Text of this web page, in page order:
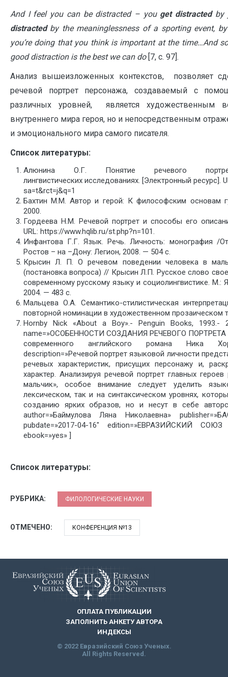
And I feel you can be distracted – you get distractedby
distractedby the meaninglessness of a sporting event,
you’re doing that you think is important at the time…And
good distraction is the best we can do [7, с. 97].
Анализ вышеизложенных контекстов, позволяет
речевой портрет персонажа, создаваемый с
различных уровней, является художественным
внутреннего мира героя, но и непосредственным
и эмоционального мира самого писателя.
Список литературы:
Алюнина О.Г. Понятие речевого
лингвистических исследованиях. [Электронный ресурс].
sa=t&rct=j&q=1
Бахтин М.М. Автор и герой: К философским основам
2000.
Гордеева Н.М. Речевой портрет и способы его
URL: https://www.hqlib.ru/st.php?n=101.
Инфантова Г.Г. Язык. Речь. Личность: монография /
Ростов – на –Дону: Легион, 2008. — 504 с.
Крысин Л. П. О речевом поведении человека в
(постановка вопроса) // Крысин Л.П. Русское слово
современному русскому языку и социолингвистике. М.:
2004. — 483 с.
Мальцева О.А. Семантико-стилистическая
повторной номинации в художественном прозаическом
Hornby Nick «About a Boy».- Penguin Books, 1993.-
name=»ОСОБЕННОСТИ СОЗДАНИЯ РЕЧЕВОГО ПОРТРЕТА
современного английского романа Ника
description=»Речевой портрет языковой личности
речевых характеристик, присущих персонажу и,
характер. Анализируя речевой портрет главных
мальчик», особое внимание следует уделить
лексическом, так и на синтаксическом уровнях,
созданию ярких образов, но и несут в себе
author=»Баймулова Ляна Николаевна»
pubdate=»2017-04-16″ edition=»ЕВРАЗИЙСКИЙ СОЮЗ
ebook=»yes» ]
Список литературы:
РУБРИКА: ФИЛОЛОГИЧЕСКИЕ НАУКИ
ОТМЕЧЕНО: КОНФЕРЕНЦИЯ №13
ОПЛАТА ПУБЛИКАЦИИ
ЗАПОЛНИТЬ АНКЕТУ АВТОРА
ИНДЕКСЫ
© 2022 Евразийский Союз Ученых.
All Rights Reserved.